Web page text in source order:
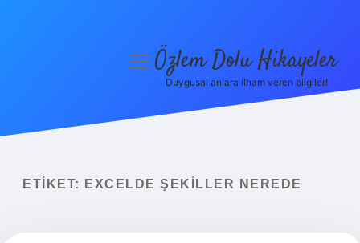
Yasal Uyarı
menüyüÖzlem Dolu Hikayeler
Duygusal anlara ilham veren bilgiler!
ETIKET: EXCELDE ŞEKILLER NEREDE